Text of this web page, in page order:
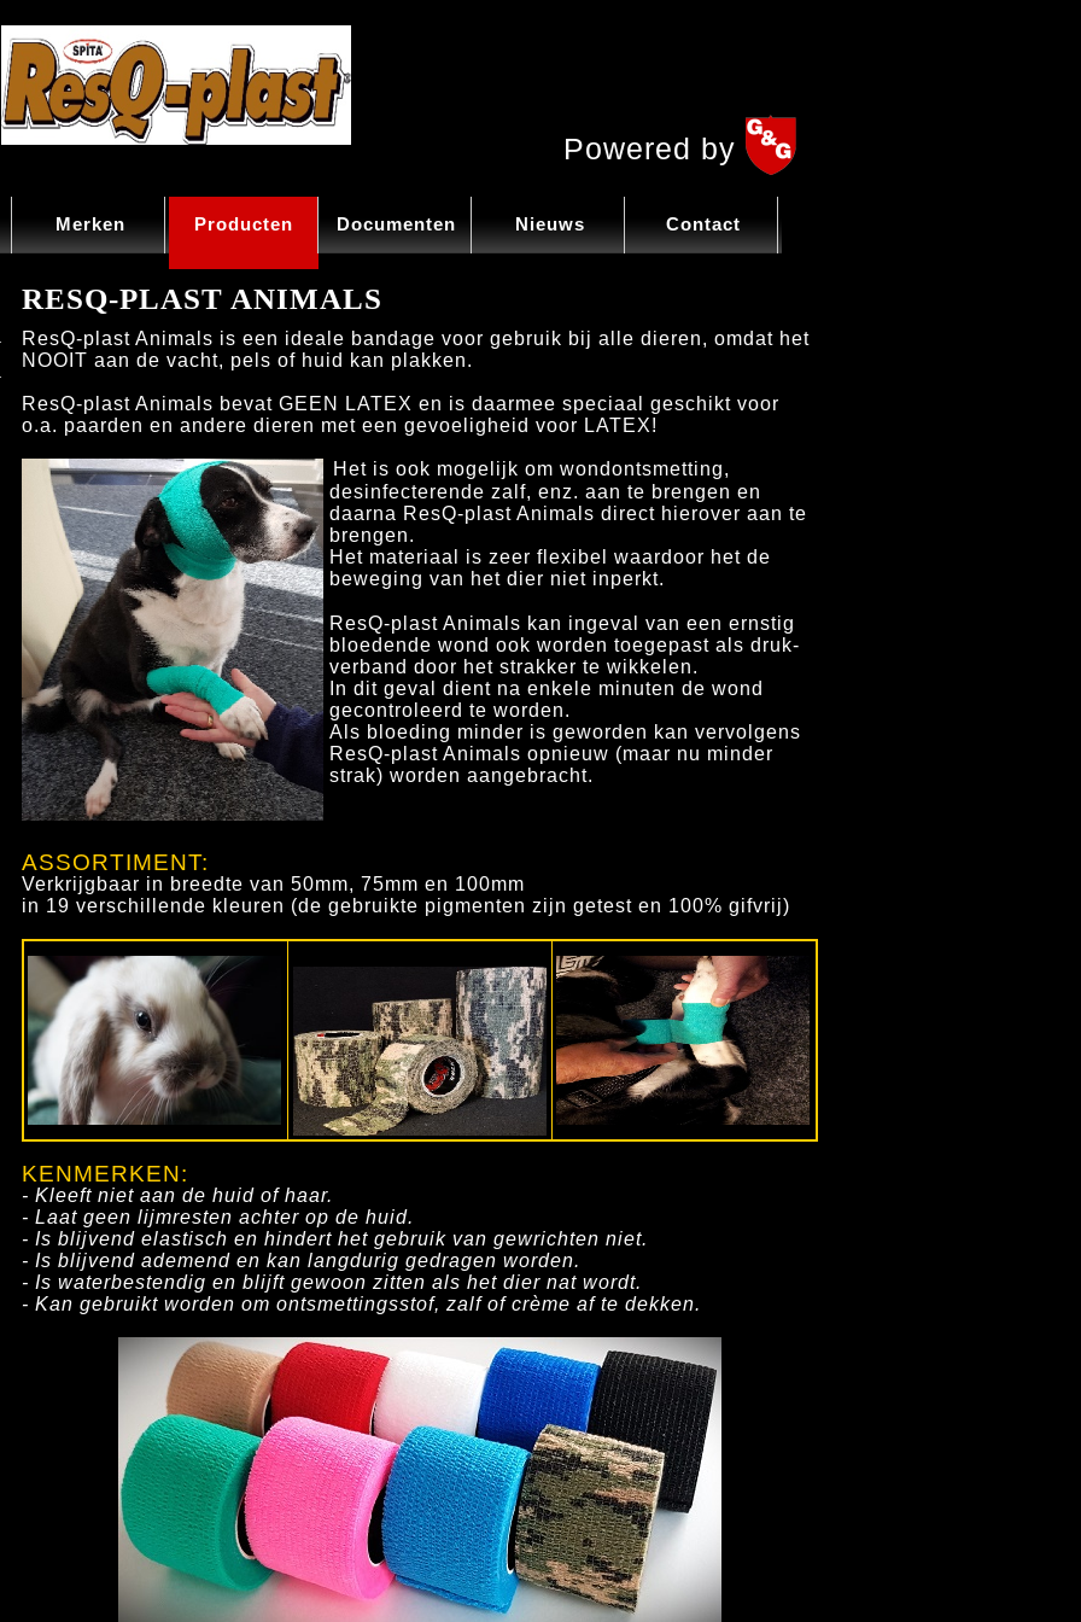
Powered by
Merken Producten Documenten Nieuws Contact
RESQ-PLAST ANIMALS
ResQ-plast Animals is een ideale bandage voor gebruik bij alle dieren, omdat het
NOOIT aan de vacht, pels of huid kan plakken.
ResQ-plast Animals bevat GEEN LATEX en is daarmee speciaal geschikt voor
o.a. paarden en andere dieren met een gevoeligheid voor LATEX!
Het is ook mogelijk om wondontsmetting,
desinfecterende zalf, enz. aan te brengen en
daarna ResQ-plast Animals direct hierover aan te
brengen.
Het materiaal is zeer flexibel waardoor het de
beweging van het dier niet inperkt.
ResQ-plast Animals kan ingeval van een ernstig
bloedende wond ook worden toegepast als druk-
verband door het strakker te wikkelen.
In dit geval dient na enkele minuten de wond
gecontroleerd te worden.
Als bloeding minder is geworden kan vervolgens
ResQ-plast Animals opnieuw (maar nu minder
strak) worden aangebracht.
ASSORTIMENT:
Verkrijgbaar in breedte van 50mm, 75mm en 100mm
in 19 verschillende kleuren (de gebruikte pigmenten zijn getest en 100% gifvrij)
KENMERKEN:
- Kleeft niet aan de huid of haar.
- Laat geen lijmresten achter op de huid.
- Is blijvend elastisch en hindert het gebruik van gewrichten niet.
- Is blijvend ademend en kan langdurig gedragen worden.
- Is waterbestendig en blijft gewoon zitten als het dier nat wordt.
- Kan gebruikt worden om ontsmettingsstof, zalf of crème af te dekken.